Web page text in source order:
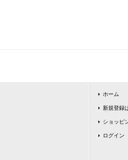
ホーム
新規登録
ショッピ
ログイン